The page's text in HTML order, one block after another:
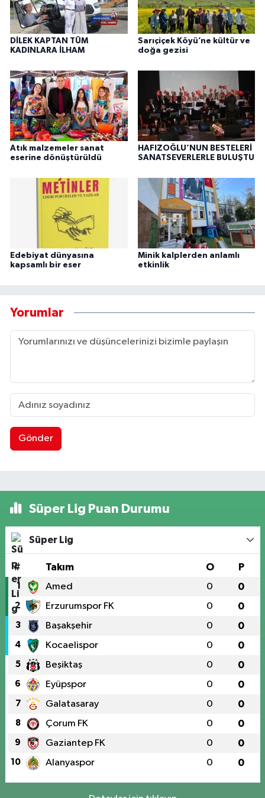
DİLEK KAPTAN TÜM
KADINLARA İLHAM
Sarıçiçek Köyü’ne kültür ve
doğa gezisi
Atık malzemeler sanat
eserine dönüştürüldü
HAFIZOĞLU’NUN BESTELERİ
SANATSEVERLERLE BULUŞTU
Edebiyat dünyasına
kapsamlı bir eser
Minik kalplerden anlamlı
etkinlik
Yorumlar
Gönder
Süper Lig Puan Durumu
Süper Lig
# Takım O P
1 Amed 0 0
2 Erzurumspor FK 0 0
3 Başakşehir 0 0
4 Kocaelispor 0 0
5 Beşiktaş 0 0
6 Eyüpspor 0 0
7 Galatasaray 0 0
8 Çorum FK 0 0
9 Gaziantep FK 0 0
10 Alanyaspor 0 0